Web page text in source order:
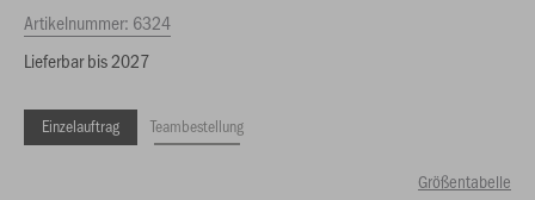
Artikelnummer: 6324
Lieferbar bis 2027
Einzelauftrag Teambestellung
Größentabelle